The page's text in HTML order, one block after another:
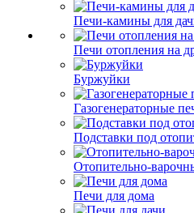
Печи-камины для
Печи отопления на
Буржуйки
Газогенераторные
Подставки под
Отопительно-
Печи для дома